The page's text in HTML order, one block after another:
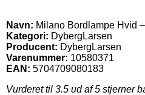
Navn: Milano Bordlampe Hvid
Kategori: DybergLarsen
Producent: DybergLarsen
Varenummer: 10580371
EAN: 5704709080183
Vurderet til 3.5 ud af 5 stjerner